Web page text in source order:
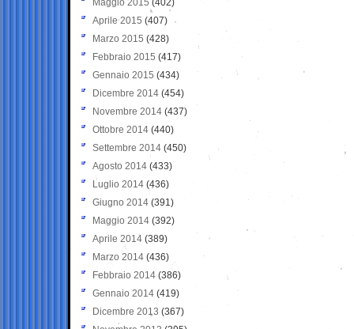
Maggio 2015 (402)
Aprile 2015 (407)
Marzo 2015 (428)
Febbraio 2015 (417)
Gennaio 2015 (434)
Dicembre 2014 (454)
Novembre 2014 (437)
Ottobre 2014 (440)
Settembre 2014 (450)
Agosto 2014 (433)
Luglio 2014 (436)
Giugno 2014 (391)
Maggio 2014 (392)
Aprile 2014 (389)
Marzo 2014 (436)
Febbraio 2014 (386)
Gennaio 2014 (419)
Dicembre 2013 (367)